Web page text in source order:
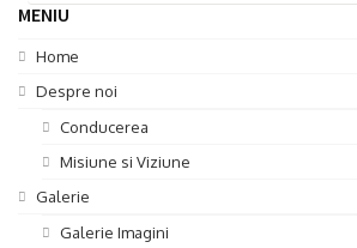
MENIU
Home
Despre noi
Conducerea
Misiune si Viziune
Galerie
Galerie Imagini